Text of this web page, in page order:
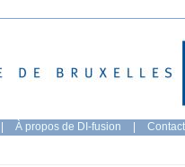
| À propos de DI-fusion | Contact